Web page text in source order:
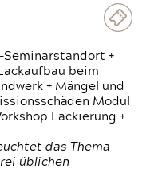
Seminarstandort +
beim
+ Mängel und
Modul
Lackierung +
das Thema
üblichen